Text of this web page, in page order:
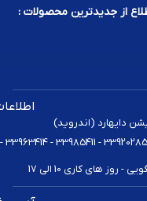
از جدیدترین محصولات :
دایهارد (اندروید)
روز های کاری 10 الی 17